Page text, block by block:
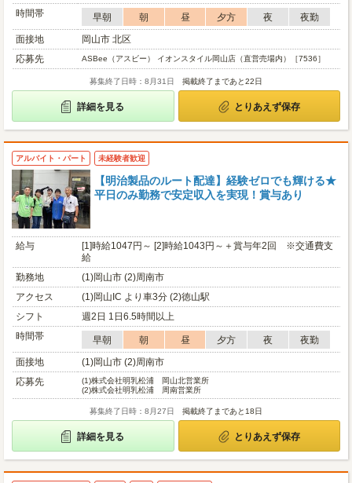
時間帯
早朝 朝 昼 夕方 夜
夜勤
面接地
岡山市 北区
応募先
ASBee（アスビー） イオンスタイル岡山店（直営売場内）［7536］
募集終了日時：8月31日 掲載終了まであと22日
詳細を見る とりあえず保存
アルバイト・パート 未経験者歓迎
【明治製品のルート配達】経験ゼロでも輝ける★
平日のみ勤務で安定収入を実現！賞与あり
給与
[1]時給1047円～ [2]時給1043円～＋賞与年2回 ※交通費支
給
勤務地
(1)岡山市 (2)周南市
アクセス
(1)岡山IC より車3分 (2)徳山駅
シフト
週2日 1日6.5時間以上
時間帯
早朝 朝 昼 夕方 夜
夜勤
面接地
(1)岡山市 (2)周南市
応募先
(1)株式会社明乳松浦 岡山北営業所
(2)株式会社明乳松浦 周南営業所
募集終了日時：8月27日 掲載終了まであと18日
詳細を見る とりあえず保存